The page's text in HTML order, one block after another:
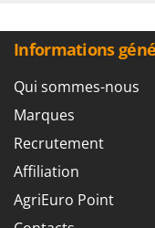
Y Yard Force
Z
Zanon
Zephir
ZGrills
Zodiac
Zomax
Régulateur de
Informations
Qui sommes-nous
Marques
Recrutement
Affiliation
AgriEuro Point